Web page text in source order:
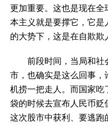
更加重要。这也是现在
本主义就是要撑它，它
的大势下，这是在自欺欺
前段时间，当局和社
市，也确实是这么回事
机捞一把走人。而国家
袋的时候去宣布人民币
这次股市中获利、要逃